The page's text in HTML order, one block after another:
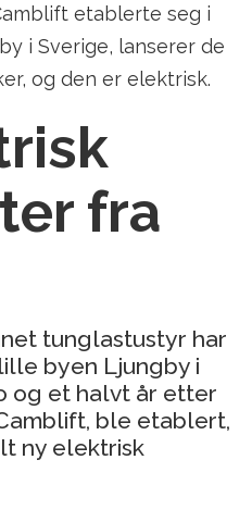
etablerte seg i
i Sverige, lanserer de
og den er elektrisk.
fra
tunglastustyr har
byen Ljungby i
og et halvt år etter
ble etablert,
ny elektrisk